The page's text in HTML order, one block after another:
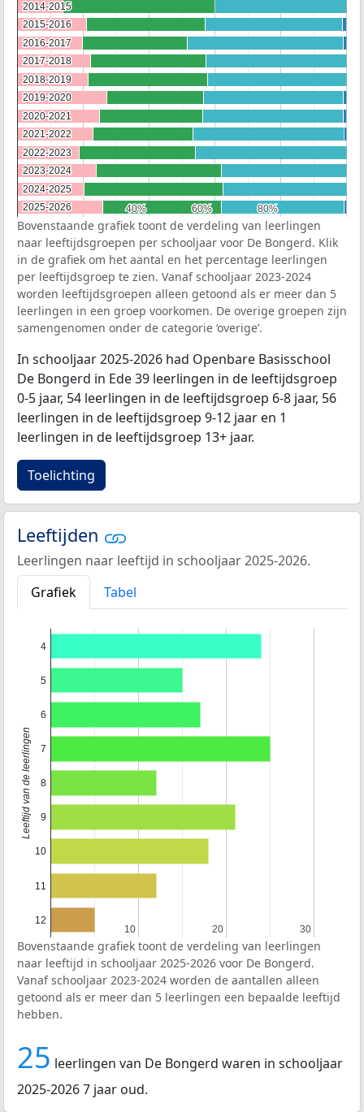
40%
40% 60%
60% 80%
80%
2014-2015
2014-2015
2015-2016
2015-2016
2016-2017
2016-2017
2017-2018
2017-2018
2018-2019
2018-2019
2019-2020
2019-2020
2020-2021
2020-2021
2021-2022
2021-2022
2022-2023
2022-2023
2023-2024
2023-2024
2024-2025
2024-2025
2025-2026
2025-2026
Bovenstaande grafiek toont de verdeling van leerlingen
naar leeftijdsgroepen per schooljaar voor De Bongerd. Klik
in de grafiek om het aantal en het percentage leerlingen
per leeftijdsgroep te zien. Vanaf schooljaar 2023-2024
worden leeftijdsgroepen alleen getoond als er meer dan 5
leerlingen in een groep voorkomen. De overige groepen zijn
samengenomen onder de categorie ‘overige’.
In schooljaar 2025-2026 had Openbare Basisschool
De Bongerd in Ede 39 leerlingen in de leeftijdsgroep
0-5 jaar, 54 leerlingen in de leeftijdsgroep 6-8 jaar, 56
leerlingen in de leeftijdsgroep 9-12 jaar en 1
leerlingen in de leeftijdsgroep 13+ jaar.
Toelichting
Leeftijden
Leerlingen naar leeftijd in schooljaar 2025-2026.
Grafiek
Tabel
10
10 20
20 30
30
4
5
6
7
8
9
10
11
12
Leeftijd van de leerlingen
Bovenstaande grafiek toont de verdeling van leerlingen
naar leeftijd in schooljaar 2025-2026 voor De Bongerd.
Vanaf schooljaar 2023-2024 worden de aantallen alleen
getoond als er meer dan 5 leerlingen een bepaalde leeftijd
hebben.
25 leerlingen van De Bongerd waren in schooljaar
2025-2026 7 jaar oud.